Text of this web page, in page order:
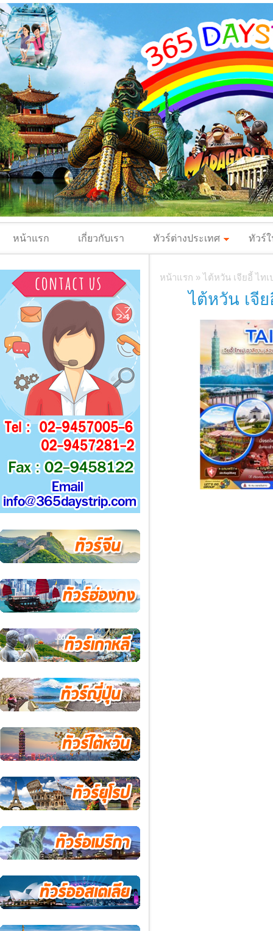
หน้าแรก เกี่ยวกับเรา ทัวร์ต่างประเทศ ทัวร์
หน้าแรก » ไต้หวัน เจียอี้ ไท
ไต้หวัน เจี